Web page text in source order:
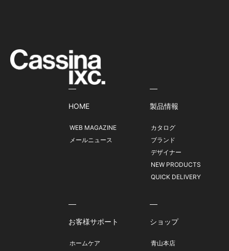
HOME
WEB MAGAZINE
メールニュース
製品情報
カタログ
ブランド
デザイナー
NEW PRODUCTS
QUICK DELIVERY
お客様サポート
ホームケア
ショップ
青山本店